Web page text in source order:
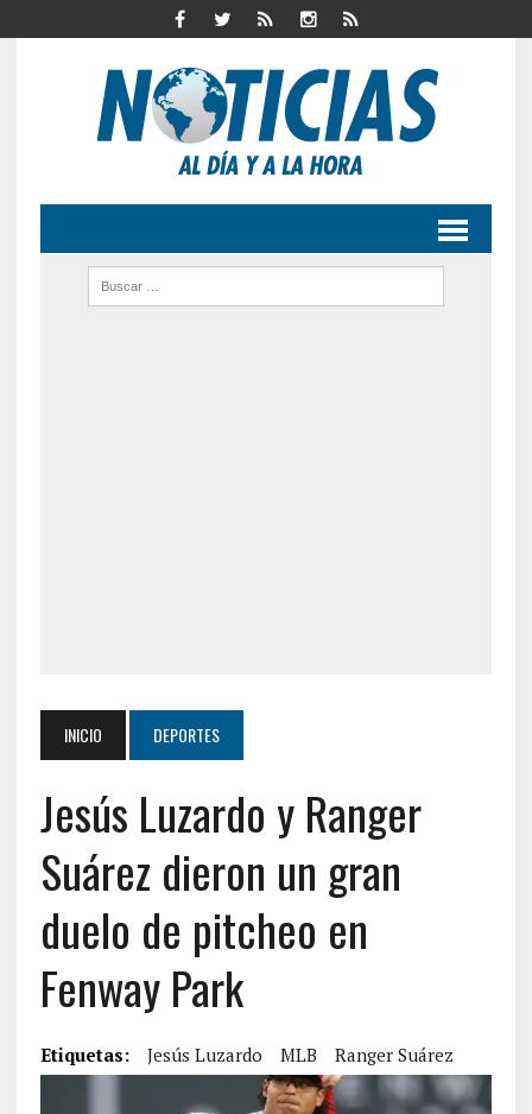
INICIO DEPORTES
Jesús Luzardo y Ranger
Suárez dieron un gran
duelo de pitcheo en
Fenway Park
Etiquetas: Jesús Luzardo MLB Ranger Suárez